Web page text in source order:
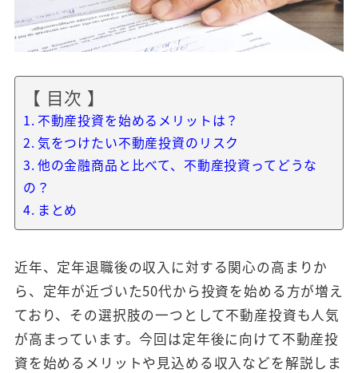
【 目次 】
不動産投資を始めるメリットは？
気をつけたい不動産投資のリスク
他の金融商品と比べて、不動産投資ってどうな
の？
まとめ
近年、定年退職後の収入に対する関心の高まりか
ら、定年が近づいた50代から投資を始める方が増え
ており、その選択肢の一つとして不動産投資も人気
が高まっています。今回は定年後に向けて不動産投
資を始めるメリットや見込める収入などを解説しま